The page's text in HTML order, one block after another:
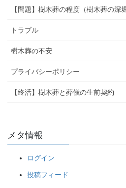
【問題】樹木葬の程度（樹木葬の深堀
トラブル
樹木葬の不安
プライバシーポリシー
【終活】樹木葬と葬儀の生前契約
メタ情報
ログイン
投稿フィード